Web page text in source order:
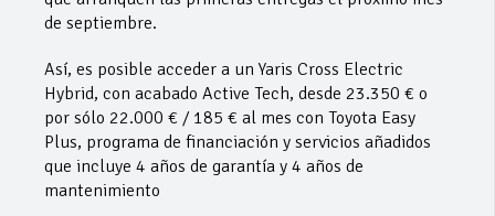
de septiembre.
Así, es posible acceder a un Yaris Cross Electric
Hybrid, con acabado Active Tech, desde 23.350 € o
por sólo 22.000 € / 185 € al mes con Toyota Easy
Plus, programa de financiación y servicios añadidos
que incluye 4 años de garantía y 4 años de
mantenimiento